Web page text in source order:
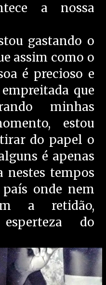
a nossa
gastando o
assim como o
é precioso e
empreitada que
minhas
estou
do papel o
é apenas
nestes tempos
onde nem
a retidão,
do